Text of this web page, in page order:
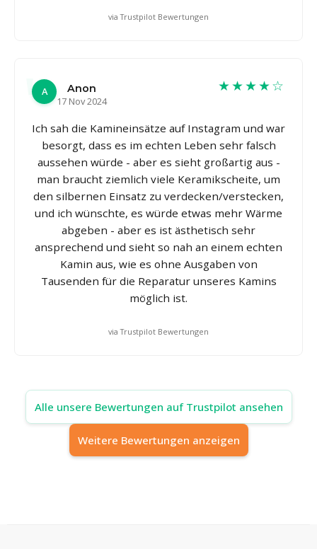
via Trustpilot Bewertungen
A
Anon
17 Nov 2024
★★★★☆
Ich sah die Kamineinsätze auf Instagram und war
besorgt, dass es im echten Leben sehr falsch
aussehen würde - aber es sieht großartig aus -
man braucht ziemlich viele Keramikscheite, um
den silbernen Einsatz zu verdecken/verstecken,
und ich wünschte, es würde etwas mehr Wärme
abgeben - aber es ist ästhetisch sehr
ansprechend und sieht so nah an einem echten
Kamin aus, wie es ohne Ausgaben von
Tausenden für die Reparatur unseres Kamins
möglich ist.
via Trustpilot Bewertungen
Alle unsere Bewertungen auf Trustpilot ansehen
Weitere Bewertungen anzeigen